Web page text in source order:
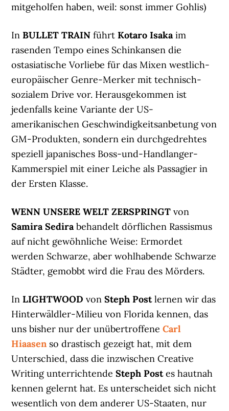
mitgeholfen haben, weil: sonst immer Gohlis)
In BULLET TRAINführt Kotaro Isaka im
rasenden Tempo eines Schinkansen die
ostasiatische Vorliebe für das Mixen westlich-
europäischer Genre-Merker mit technisch-
sozialem Drive vor. Herausgekommen ist
jedenfalls keine Variante der US-
amerikanischen Geschwindigkeitsanbetung von
GM-Produkten, sondern ein durchgedrehtes
speziell japanisches Boss-und-Handlanger-
Kammerspiel mit einer Leiche als Passagier in
der Ersten Klasse.
WENN UNSERE WELT ZERSPRINGT von
Samira Sedira behandelt dörflichen Rassismus
auf nicht gewöhnliche Weise: Ermordet
werden Schwarze, aber wohlhabende Schwarze
Städter, gemobbt wird die Frau des Mörders.
In LIGHTWOOD vonSteph Postlernen wir das
Hinterwäldler-Milieu von Florida kennen, das
uns bisher nur der unübertroffeneCarl
Hiaasen so drastisch gezeigt hat, mit dem
Unterschied, dass die inzwischen Creative
Writing unterrichtendeSteph Postes hautnah
kennen gelernt hat. Es unterscheidet sich nicht
wesentlich von dem anderer US-Staaten, nur